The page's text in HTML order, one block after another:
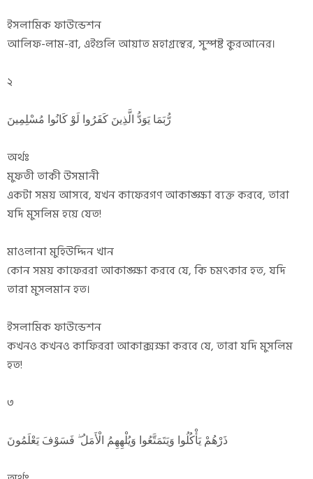
ইসলামিক ফাউন্ডেশন
আলিফ-লাম-রা, এইগুলি আয়াত মহাগ্রন্থের, সুস্পষ্ট কুরআনের।
২
رُّبَمَا يَوَدُّ الَّذِينَ كَفَرُوا لَوْ كَانُوا مُسْلِمِينَ
অর্থঃ
মুফতী তাকী উসমানী
একটা সময় আসবে, যখন কাফেরগণ আকাঙ্ক্ষা ব্যক্ত করবে, তারা
যদি মুসলিম হয়ে যেত!
মাওলানা মুহিউদ্দিন খান
কোন সময় কাফেররা আকাঙ্ক্ষা করবে যে, কি চমৎকার হত, যদি
তারা মুসলমান হত।
ইসলামিক ফাউন্ডেশন
কখনও কখনও কাফিররা আকাক্সক্ষা করবে যে, তারা যদি মুসলিম
হত!
৩
ذَرْهُمْ يَأْكُلُوا وَيَتَمَتَّعُوا وَيُلْهِهِمُ الْأَمَلُ ۖ فَسَوْفَ يَعْلَمُونَ